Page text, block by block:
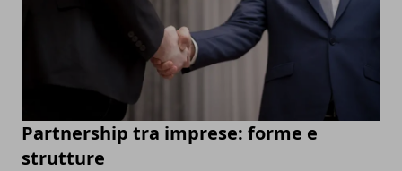
Partnership tra imprese: forme e
strutture